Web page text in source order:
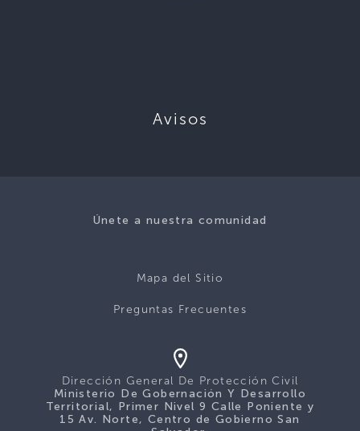
Avisos
Únete a nuestra comunidad
Mapa del Sitio
Preguntas Frecuentes
Dirección General De Protección Civil
Ministerio De Gobernación Y Desarrollo
Territorial, Primer Nivel 9 Calle Poniente y
15 Av. Norte, Centro de Gobierno San